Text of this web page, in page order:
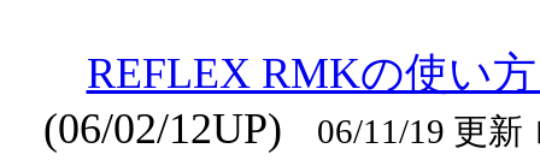
REFLEX RMKの使い
(06/02/12UP) 06/11/19 更新